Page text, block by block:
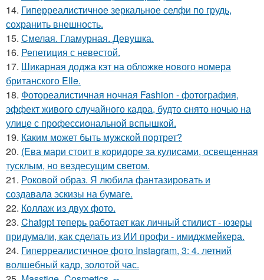
14. Гиперреалистичное зеркальное селфи по грудь,
сохранить внешность.
15. Смелая. Гламурная. Девушка.
16. Репетиция с невестой.
17. Шикарная доджа кэт на обложке нового номера
британского Elle.
18. Фотореалистичная ночная Fashion - фотография,
эффект живого случайного кадра, будто снято ночью на
улице с профессиональной вспышкой.
19. Каким может быть мужской портрет?
20. (Ева мари стоит в коридоре за кулисами, освещенная
тусклым, но вездесущим светом.
21. Роковой образ. Я любила фантазировать и
создавала эскизы на бумаге.
22. Коллаж из двух фото.
23. Chatgpt теперь работает как личный стилист - юзеры
придумали, как сделать из ИИ профи - имиджмейкера.
24. Гиперреалистичное фото Instagram, 3: 4. летний
волшебный кадр, золотой час.